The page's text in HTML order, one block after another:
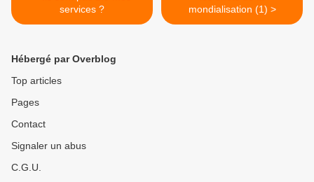
services ?
mondialisation (1) >
Hébergé par Overblog
Top articles
Pages
Contact
Signaler un abus
C.G.U.